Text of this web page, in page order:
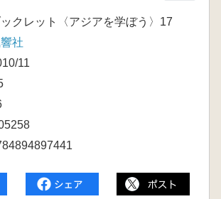
クレット〈アジアを学ぼう〉17
社
11